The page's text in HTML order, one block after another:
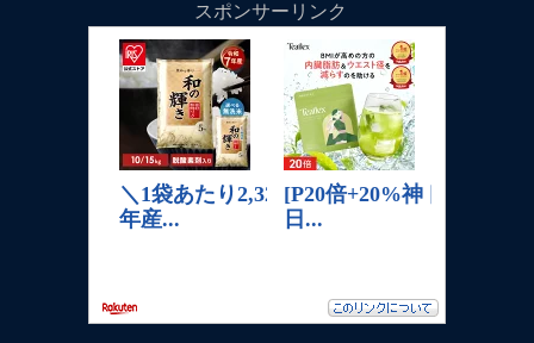
スポンサーリンク